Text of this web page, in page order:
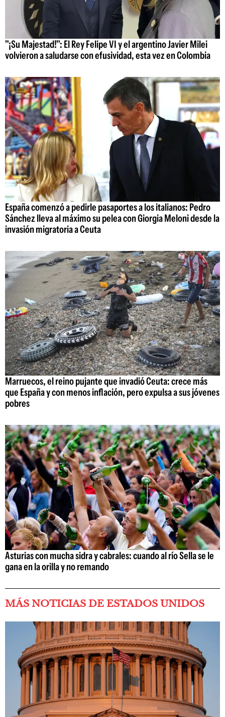
"¡Su Majestad!": El Rey Felipe VI y el argentino Javier Milei
volvieron a saludarse con efusividad, esta vez en Colombia
España comenzó a pedirle pasaportes a los italianos: Pedro
Sánchez lleva al máximo su pelea con Giorgia Meloni desde la
invasión migratoria a Ceuta
Marruecos, el reino pujante que invadió Ceuta: crece más
que España y con menos inflación, pero expulsa a sus jóvenes
pobres
Asturias con mucha sidra y cabrales: cuando al río Sella se le
gana en la orilla y no remando
MÁS NOTICIAS DE ESTADOS UNIDOS